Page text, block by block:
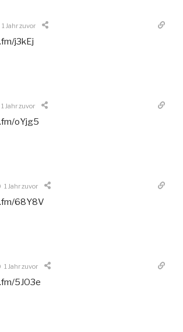
1 Jahr zuvor
j3kEj
1 Jahr zuvor
oYjg5
1 Jahr zuvor
68Y8V
1 Jahr zuvor
5JO3e